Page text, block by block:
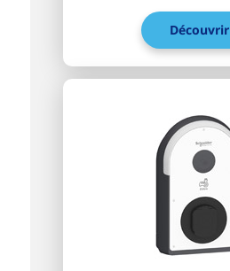
Découvrir